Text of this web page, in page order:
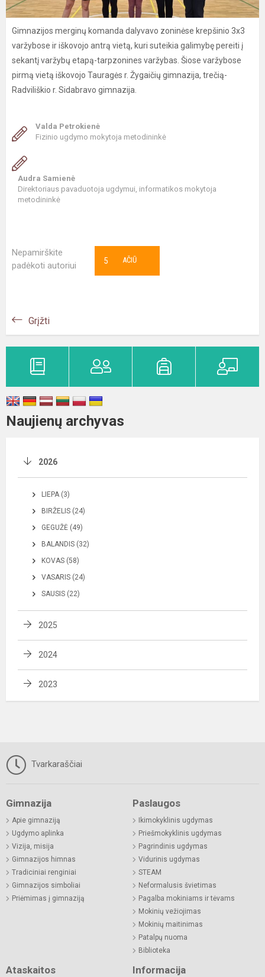
Gimnazijos merginų komanda dalyvavo zoninėse krepšinio 3x3
varžybose ir iškovojo antrą vietą, kuri suteikia galimybę pereiti į
sekantį varžybų etapą-tarpzonines varžybas. Šiose varžybose
pirmą vietą iškovojo Tauragės r. Žygaičių gimnazija, trečią-
Radviliškio r. Sidabravo gimnazija.
Valda Petrokienė
Fizinio ugdymo mokytoja metodininkė
Audra Samienė
Direktoriaus pavaduotoja ugdymui, informatikos mokytoja
metodininkė
Nepamirškite
padėkoti autoriui
AČIŪ
5
Grįžti
Naujienų archyvas
2026
LIEPA (3)
BIRŽELIS (24)
GEGUŽĖ (49)
BALANDIS (32)
KOVAS (58)
VASARIS (24)
SAUSIS (22)
2025
2024
2023
Tvarkaraščiai
Gimnazija
Apie gimnaziją
Ugdymo aplinka
Vizija, misija
Gimnazijos himnas
Tradiciniai renginiai
Gimnazijos simboliai
Priėmimas į gimnaziją
Paslaugos
Ikimokyklinis ugdymas
Priešmokyklinis ugdymas
Pagrindinis ugdymas
Vidurinis ugdymas
STEAM
Neformalusis švietimas
Pagalba mokiniams ir tėvams
Mokinių vežiojimas
Mokinių maitinimas
Patalpų nuoma
Biblioteka
Ataskaitos Informacija